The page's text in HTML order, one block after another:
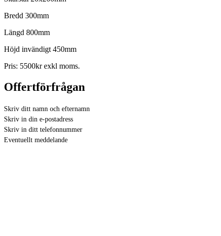
Bredd 300mm
Längd 800mm
Höjd invändigt 450mm
Pris: 5500kr exkl moms.
Offertförfrågan